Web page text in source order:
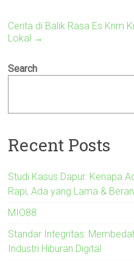
Cerita di Balik Rasa Es Krim
Lokal →
Search
Recent Posts
Studi Kasus Dapur: Kenapa
Rapi, Ada yang Lama &
MIO88
Standar Integritas:
Industri Hiburan Digital